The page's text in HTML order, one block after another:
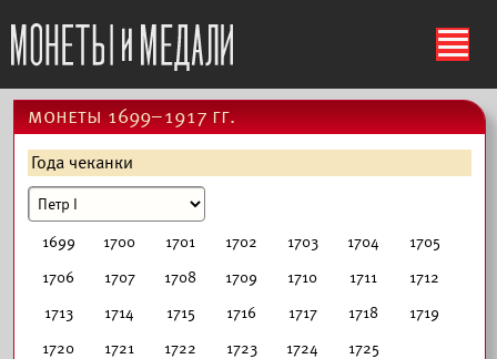
ś
монеты 1699–1917 гг.
Года чеканки
1699 1700 1701 1702 1703 1704
1705
1706
1707 1708 1709 1710 1711
1712
1713
1714 1715 1716 1717 1718
1719
1720
1721 1722 1723 1724 1725